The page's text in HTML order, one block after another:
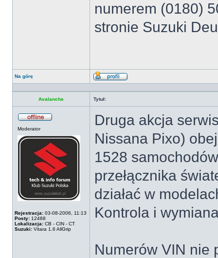
numerem (0180)
stronie Suzuki
Na górę
Wyświetl
Avalanche
Tytuł:
Moderator
Rejestracja: 03-08-2006, 11:13
Posty: 12488
Lokalizacja: CB - CIN - CT
Suzuki: Vitara 1.6 AllGrip
Druga akcja
Nissana Pixo)
1528
przełącznika
działać w
Kontrola i
Numerów VIN nie